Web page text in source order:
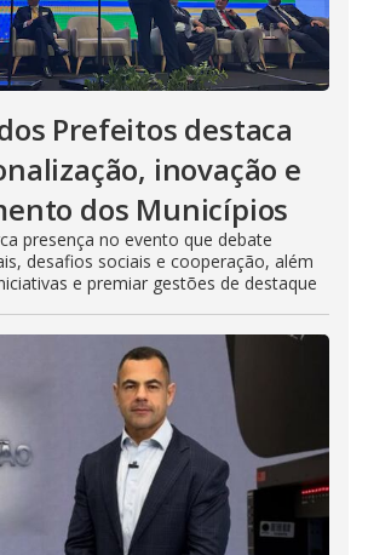
Prefeitos destaca
inovação e
dos Municípios
presença no evento que debate
desafios sociais e cooperação, além
e premiar gestões de destaque